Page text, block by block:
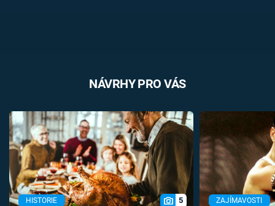
NÁVRHY PRO VÁS
HISTORIE 5 ZAJÍMAVOSTI